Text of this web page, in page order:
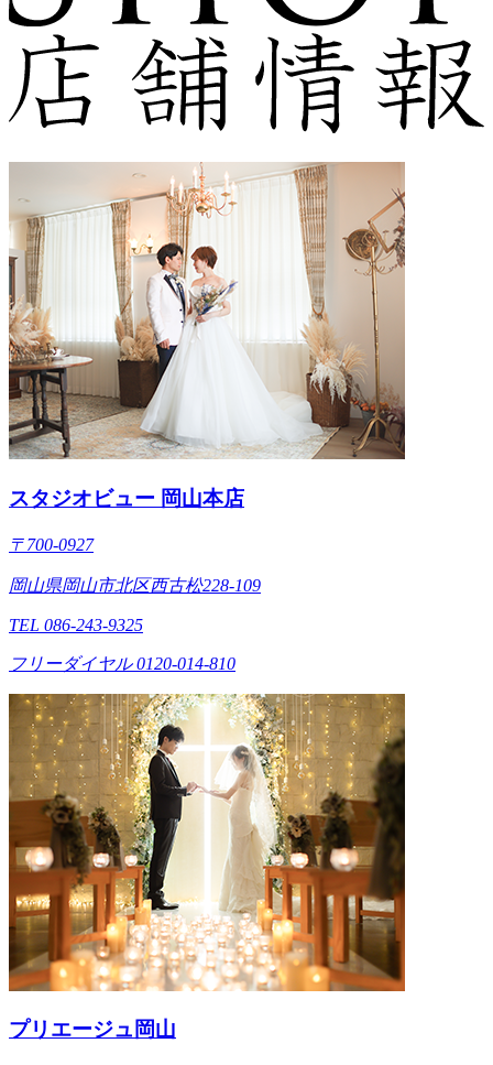
スタジオビュー 岡山本店
〒700-0927
岡山県岡山市北区西古松228-109
TEL 086-243-9325
フリーダイヤル 0120-014-810
プリエージュ岡山